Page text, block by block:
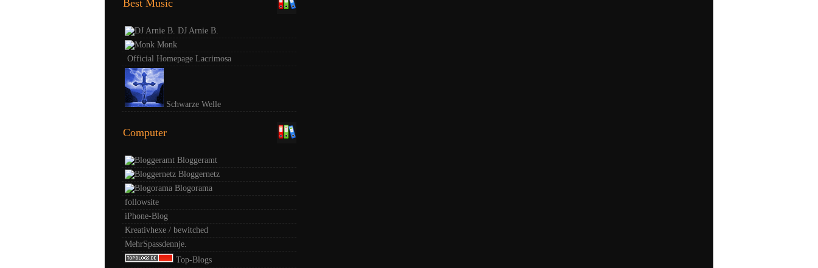
Best Music
DJ Arnie B.
Monk
Official Homepage Lacrimosa
Schwarze Welle
Computer
Bloggeramt
Bloggernetz
Blogorama
followsite
iPhone-Blog
Kreativhexe / bewitched
MehrSpassdennje.
Top-Blogs